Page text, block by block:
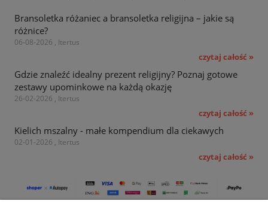
Bransoletka różaniec a bransoletka religijna – jakie są
różnice?
06-08-2026 , Itertus
czytaj całość »
Gdzie znaleźć idealny prezent religijny? Poznaj gotowe
zestawy upominkowe na każdą okazję
26-02-2026 , Itertus
czytaj całość »
Kielich mszalny - małe kompendium dla ciekawych
02-01-2026 , Itertus
czytaj całość »